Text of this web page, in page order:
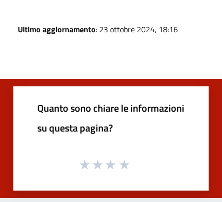
Ultimo aggiornamento: 23 ottobre 2024, 18:16
Quanto sono chiare le informazioni
su questa pagina?